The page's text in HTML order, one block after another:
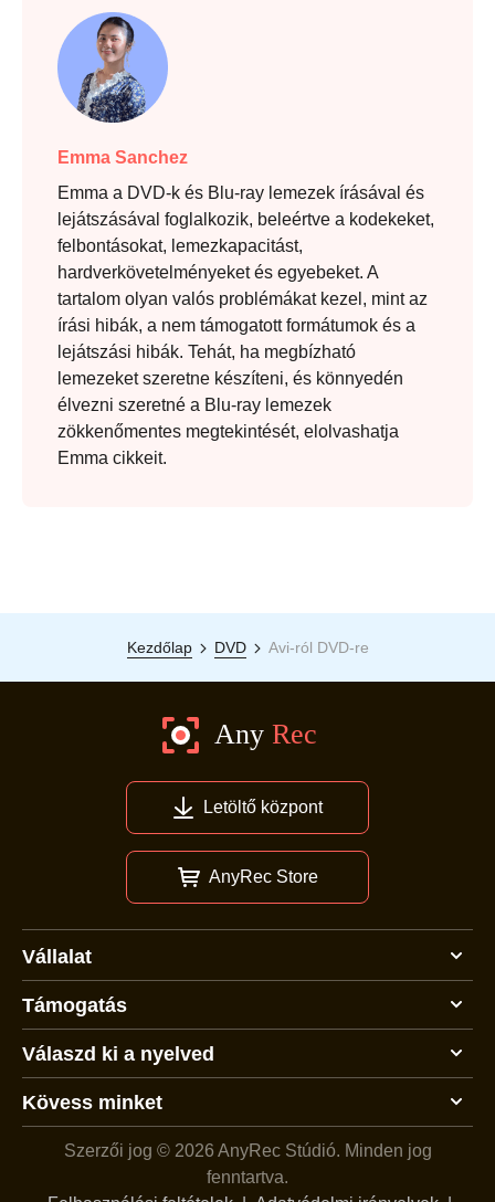
Emma Sanchez
Emma a DVD-k és Blu-ray lemezek írásával és
lejátszásával foglalkozik, beleértve a kodekeket,
felbontásokat, lemezkapacitást,
hardverkövetelményeket és egyebeket. A
tartalom olyan valós problémákat kezel, mint az
írási hibák, a nem támogatott formátumok és a
lejátszási hibák. Tehát, ha megbízható
lemezeket szeretne készíteni, és könnyedén
élvezni szeretné a Blu-ray lemezek
zökkenőmentes megtekintését, elolvashatja
Emma cikkeit.
Kezdőlap DVD Avi-ról DVD-re
Letöltő központ
AnyRec Store
Vállalat
Támogatás
Válaszd ki a nyelved
Kövess minket
Szerzői jog © 2026 AnyRec Stúdió. Minden jog
fenntartva.